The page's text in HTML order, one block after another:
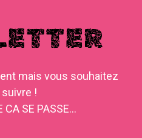
mais vous souhaitez
!
CA SE PASSE...